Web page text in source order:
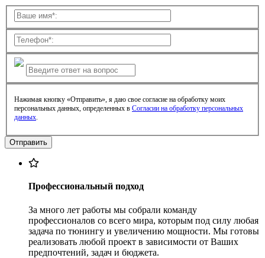
Нажимая кнопку «Отправить», я даю свое согласие на обработку моих
персональных данных, определенных в Согласии на обработку персональных
данных.
Профессиональный подход
За много лет работы мы собрали команду
профессионалов со всего мира, которым под силу любая
задача по тюнингу и увеличению мощности. Мы готовы
реализовать любой проект в зависимости от Ваших
предпочтений, задач и бюджета.